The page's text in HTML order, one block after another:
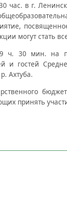
час. в г.
могут стать
ч. 30 мин. на
и гостей
Ахтуба.
принять